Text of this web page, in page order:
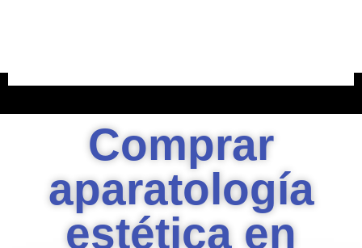
Comprar
aparatología
estética en